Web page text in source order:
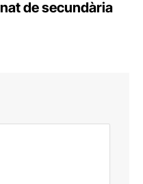
de secundària